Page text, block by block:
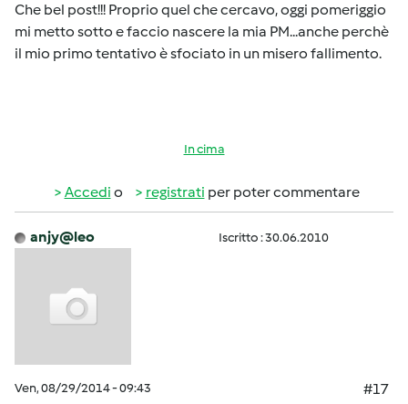
Che bel post!!! Proprio quel che cercavo, oggi pomeriggio
mi metto sotto e faccio nascere la mia PM...anche perchè
il mio primo tentativo è sfociato in un misero fallimento.
In cima
Accedi o registrati per poter commentare
anjy@leo Iscritto : 30.06.2010
Ven, 08/29/2014 - 09:43
#17